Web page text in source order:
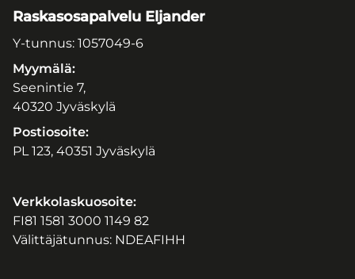
Raskasosapalvelu Eljander
Y-tunnus: 1057049-6
Myymälä:
Seenintie 7,
40320 Jyväskylä
Postiosoite:
PL 123, 40351 Jyväskylä
Verkkolaskuosoite:
FI81 1581 3000 1149 82
Välittäjätunnus: NDEAFIHH